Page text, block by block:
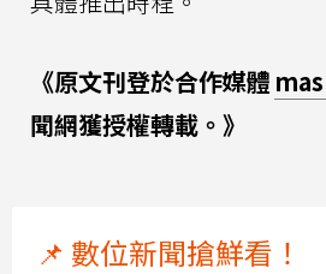
《原文刊登於合作媒體
聞網獲授權轉載。》
📌 數位新聞搶鮮看！